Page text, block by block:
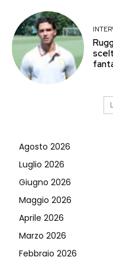
Agosto 2026
Luglio 2026
Giugno 2026
Maggio 2026
Aprile 2026
Marzo 2026
Febbraio 2026